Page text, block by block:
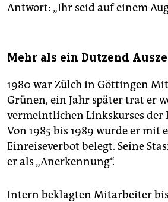
Antwort: „Ihr seid auf einem
Mehr als ein Dutzend
1980 war Zülch in Göttingen
Grünen, ein Jahr später trat er
vermeintlichen Linkskurses der
Von 1985 bis 1989 wurde er mit
Einreiseverbot belegt. Seine
er als „Anerkennung“.
Intern beklagten Mitarbeiter